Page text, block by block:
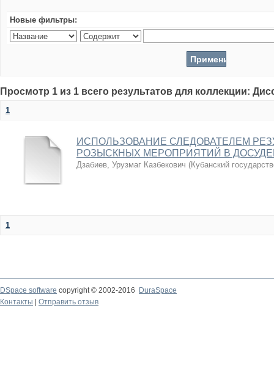
Новые фильтры:
Просмотр 1 из 1 всего результатов для коллекции:
1
ИСПОЛЬЗОВАНИЕ СЛЕДОВАТЕЛЕМ
РОЗЫСКНЫХ МЕРОПРИЯТИЙ В
Дзабиев, Урузмаг Казбекович (Кубанский
1
DSpace software copyright © 2002-2016
DuraSpace
Контакты
Отправить отзыв